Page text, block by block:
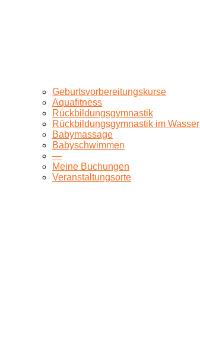
Geburtsvorbereitungskurse
Aquafitness
Rückbildungsgymnastik
Rückbildungsgymnastik im Wasser
Babymassage
Babyschwimmen
—
Meine Buchungen
Veranstaltungsorte